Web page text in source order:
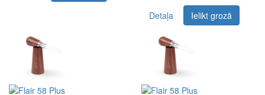
Detaļa
Ielikt grozā